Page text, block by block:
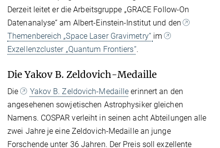
Derzeit leitet er die Arbeitsgruppe „GRACE Follow-On
Datenanalyse“ am Albert-Einstein-Institut und den
Themenbereich „Space Laser Gravimetry“ im
Exzellenzcluster „Quantum Frontiers“.
Die Yakov B. Zeldovich-Medaille
Die Yakov B. Zeldovich-Medaille erinnert an den
angesehenen sowjetischen Astrophysiker gleichen
Namens. COSPAR verleiht in seinen acht Abteilungen alle
zwei Jahre je eine Zeldovich-Medaille an junge
Forschende unter 36 Jahren. Der Preis soll exzellente